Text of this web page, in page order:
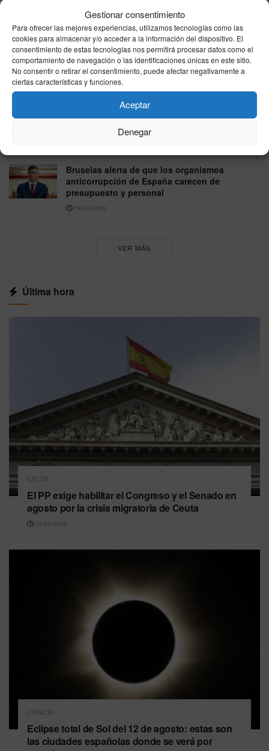
Gestionar consentimiento
Para ofrecer las mejores experiencias, utilizamos tecnologías como las
cookies para almacenar y/o acceder a la información del dispositivo. El
consentimiento de estas tecnologías nos permitirá procesar datos como el
comportamiento de navegación o las identificaciones únicas en este sitio.
No consentir o retirar el consentimiento, puede afectar negativamente a
ciertas características y funciones.
Aceptar
Denegar
05/08/2026
El Gobierno destina 25 millones
extraordinarios para atender a los menores
migrantes llegados a Ceuta
04/08/2026
El PP europeo lleva la crisis de Ceuta al
Parlamento y acusa a Sánchez de poner en
riesgo la soberanía
Bruselas alerta de que los organismos
anticorrupción de España carecen de
presupuesto y personal
04/08/2026
VER MÁS
Última hora
CEUTA
El PP exige habilitar el Congreso y el Senado en
agosto por la crisis migratoria de Ceuta
06/08/2026
CIENCIA
Eclipse total de Sol del 12 de agosto: estas son
las ciudades españolas donde se verá por